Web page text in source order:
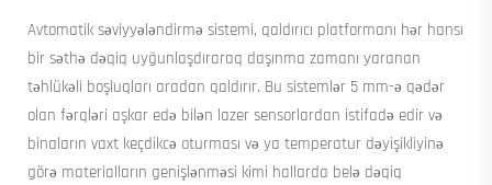
Avtomatik səviyyələndirmə sistemi, qaldırıcı platformanı hər hansı
bir səthə dəqiq uyğunlaşdıraraq daşınma zamanı yaranan
təhlükəli boşluqları aradan qaldırır. Bu sistemlər 5 mm-ə qədər
olan fərqləri aşkar edə bilən lazer sensorlardan istifadə edir və
binaların vaxt keçdikcə oturması və ya temperatur dəyişikliyinə
görə materialların genişlənməsi kimi hallarda belə dəqiq